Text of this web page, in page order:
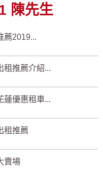
陳先生
水變快？背...
2019...
推薦介紹...
優惠租車...
租推薦
賣場